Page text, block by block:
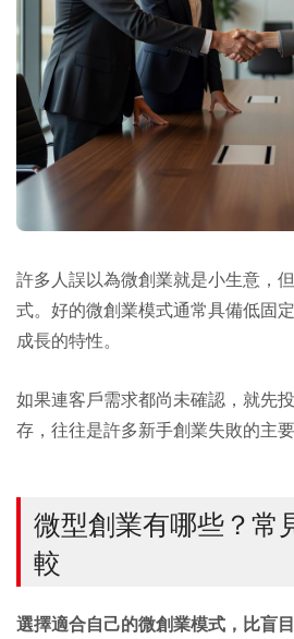
許多人誤以為微創業就是小生意，
式。好的微創業模式通常具備低固
成長的特性。
如果連客戶需求都尚未確認，就先
存，往往是許多新手創業失敗的主要
微型創業有哪些？常
較
選擇適合自己的微創業模式，比盲